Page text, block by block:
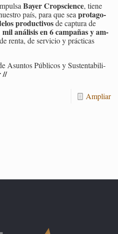
Bayer Crops­cien­ce, tiene
país, para que seapro­ta­go­
pro­duc­ti­vosde cap­tu­ra de
mil aná­li­sis en 6 cam­pa­ñas y am­
renta, de ser­vi­cio y prác­ti­cas
Asun­tos Pú­bli­cos y Sus­ten­ta­bi­li­
//
Am­pliar